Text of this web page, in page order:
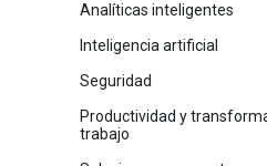
Analíticas inteligentes
Inteligencia artificial
Seguridad
Productividad y
trabajo